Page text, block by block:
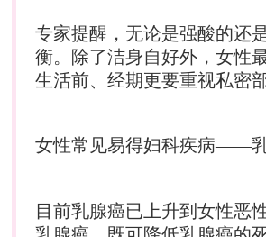
专家提醒，无论是强酸的还
衡。除了洁身自好外，女性
生活前、经期更要重视私密
女性常见易得妇科疾病——
目前乳腺癌已上升到女性恶